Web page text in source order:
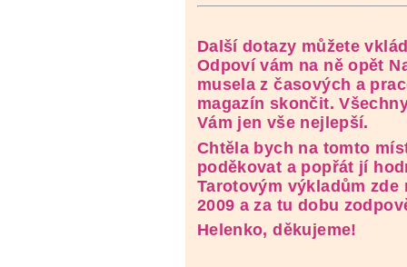
Další dotazy můžete
Odpoví vám na ně opět
musela z časových a
magazín skončit.
Vám jen vše nejlepší.
Chtěla bych na tomto
poděkovat a popřát jí
Tarotovým výkladům zde
2009 a za tu dobu
Helenko, děkujeme!